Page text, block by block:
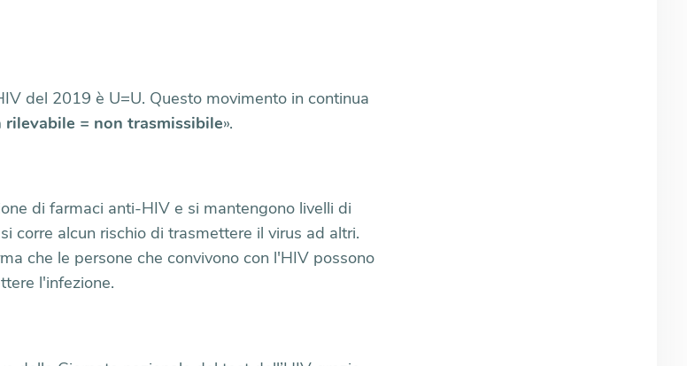
del 2019 è U=U. Questo movimento in continua
rilevabile = non trasmissibile».
di farmaci anti-HIV e si mantengono livelli di
corre alcun rischio di trasmettere il virus ad altri.
che le persone che convivono con l'HIV possono
l'infezione.